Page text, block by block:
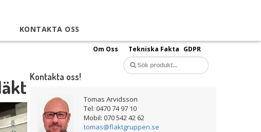
KONTAKTA OSS
Om Oss Tekniska Fakta GDPR
Kontakta oss!
Tomas Arvidsson
Tel: 0470 74 97 10
Mobil: 070 542 42 62
tomas@flaktgruppen.se